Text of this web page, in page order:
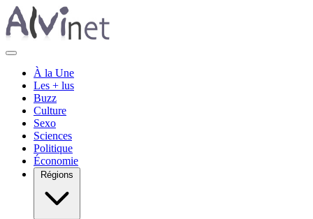
À la Une
Les + lus
Buzz
Culture
Sexo
Sciences
Politique
Économie
Régions